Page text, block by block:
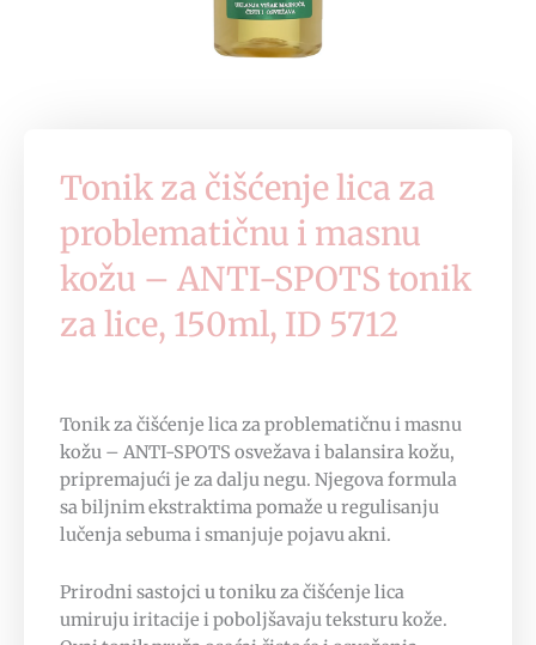
Tonik za čišćenje lica za
problematičnu i masnu
kožu – ANTI-SPOTS tonik
za lice, 150ml, ID 5712
Tonik za čišćenje lica za problematičnu i masnu
kožu – ANTI-SPOTS osvežava i balansira kožu,
pripremajući je za dalju negu. Njegova formula
sa biljnim ekstraktima pomaže u regulisanju
lučenja sebuma i smanjuje pojavu akni.
Prirodni sastojci u toniku za čišćenje lica
umiruju iritacije i poboljšavaju teksturu kože.